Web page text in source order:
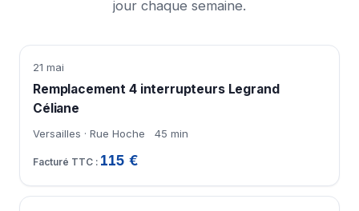
jour chaque semaine.
21 mai
Remplacement 4 interrupteurs Legrand
Céliane
Versailles · Rue Hoche 45 min
115 €